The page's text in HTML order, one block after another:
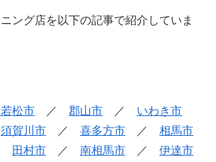
ング店を以下の記事で紹介していま
松市 ／ 郡山市 ／ いわき市
須賀川市 ／ 喜多方市 ／ 相馬市
田村市 ／ 南相馬市 ／ 伊達市